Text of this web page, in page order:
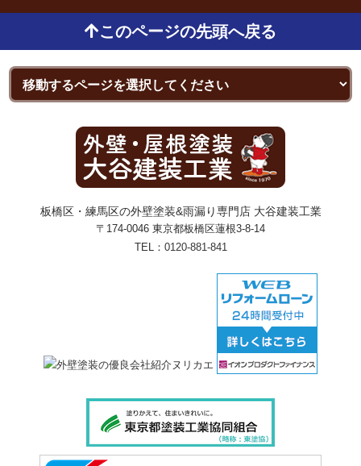
このページの先頭へ戻る
板橋区・練馬区の外壁塗装&雨漏り専門店 大谷建装工業
〒174-0046 東京都板橋区蓮根3-8-14
TEL： 0120-881-841